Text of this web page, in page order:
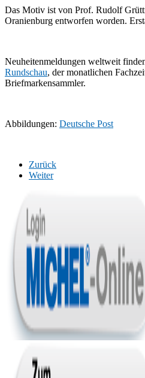
Das Motiv ist von Prof. Rudolf
Oranienburg entworfen worden.
Neuheitenmeldungen weltweit
Rundschau, der monatlichen
Briefmarkensammler.
Abbildungen: Deutsche Post
Zurück
Weiter